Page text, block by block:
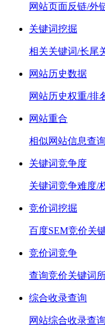
网站页面反链/外
关键词挖掘
相关关键词/长尾
网站历史数据
网站历史权重/排
网站重合
相似网站信息查
关键词竞争度
关键词竞争难度/
竞价词挖掘
百度SEM竞价关
竞价词竞争
查询竞价关键词
综合收录查询
网站综合收录查